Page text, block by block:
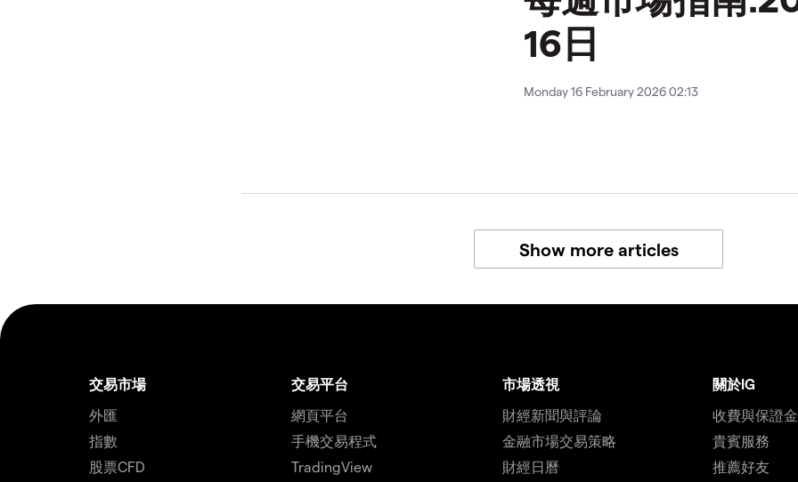
16日
Monday 16 February 2026 02:13
Show more articles
交易市場
外匯
指數
股票CFD
交易平台
網頁平台
手機交易程式
TradingView
市場透視
財經新聞與評論
金融市場交易策略
財經日曆
關於IG
收費與保證金
貴賓服務
推薦好友